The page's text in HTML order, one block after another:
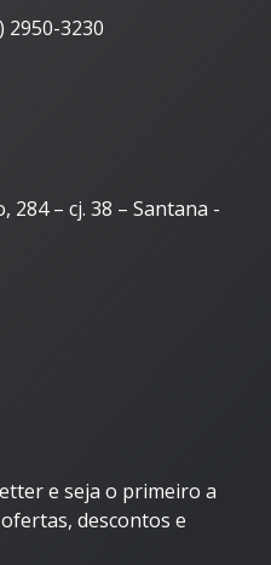
2950-3230
284 – cj. 38 – Santana -
e seja o primeiro a
descontos e